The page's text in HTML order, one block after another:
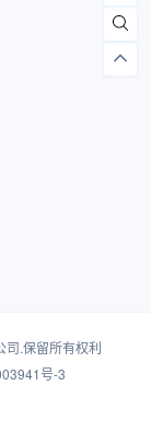
司.保留所有权利
号-3